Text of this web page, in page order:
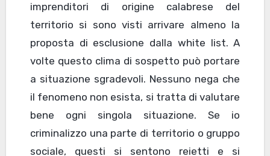
imprenditori di origine calabrese del
territorio si sono visti arrivare almeno la
proposta di esclusione dalla white list. A
volte questo clima di sospetto può portare
a situazione sgradevoli. Nessuno nega che
il fenomeno non esista, si tratta di valutare
bene ogni singola situazione. Se io
criminalizzo una parte di territorio o gruppo
sociale, questi si sentono reietti e si